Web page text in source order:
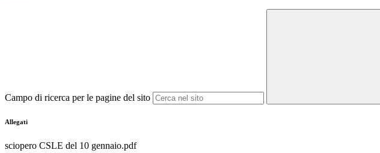
Campo di ricerca per le pagine del sito
Allegati
sciopero CSLE del 10 gennaio.pdf